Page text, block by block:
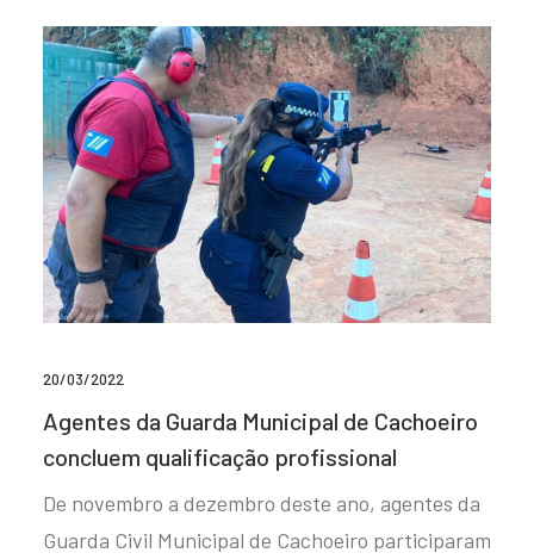
20/03/2022
Agentes da Guarda Municipal de Cachoeiro
concluem qualificação profissional
De novembro a dezembro deste ano, agentes da
Guarda Civil Municipal de Cachoeiro participaram